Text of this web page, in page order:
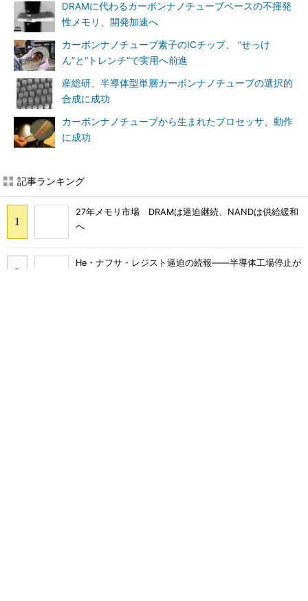
DRAMに代わるカーボンナノチューブベースの不揮発
性メモリ、開発加速へ
カーボンナノチューブ素子のICチップ、 “せっけ
ん”と“トレンチ”で実用へ前進
産総研、半導体型単層カーボンナノチューブの選択的
合成に成功
カーボンナノチューブから生まれたプロセッサ、動作
に成功
記事ランキング
27年メモリ市場 DRAMは逼迫継続、NANDは供給緩和
へ
He・ナフサ・レジスト逼迫の続報――半導体工場停止が